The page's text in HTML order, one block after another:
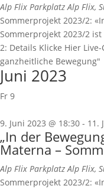
Alp Flix Parkplatz Alp Flix,
Sommerprojekt 2023/2:
Sommerprojekt 2023/2
2: Details Klicke Hier
ganzheitliche Bewegung"
Juni 2023
Fr 9
9. Juni 2023 @ 18:30 - 11.
„In der
Materna –
Alp Flix Parkplatz Alp Flix,
Sommerprojekt 2023/2: